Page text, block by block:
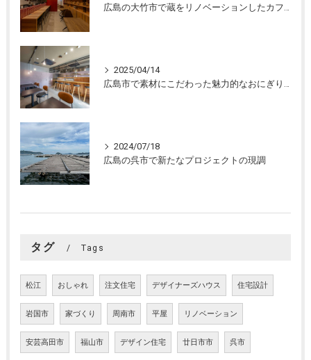
2025/04/14
2024/07/18
広島の呉市で新たなプロジェクトの現調
タグ Tags
松江 おしゃれ 注文住宅 デザイナーズハウス 住宅設計
岩国市 家づくり 周南市 平屋 リノベーション
安芸高田市 福山市 デザイン住宅 廿日市市 呉市